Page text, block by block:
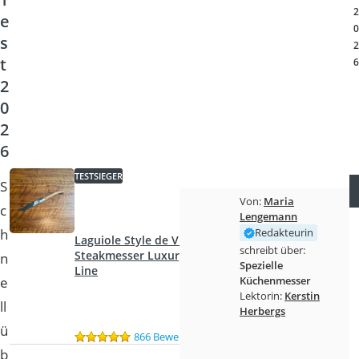
Tierhaarstaubsauger
Ecovacs-Saugroboter
Nespresso-Maschine
Messerschärfer
Service
e
s
t
2
0
2
6
2
0
2
6
S
c
h
n
e
ll
ü
b
TESTSIEGER
Laguiole Style de Vie
Steakmesser Luxury
Line
866 Bewertungen
Von: Maria
Lengemann
Redakteurin
schreibt über:
Spezielle
Küchenmesser
Lektorin: Kerstin
Herbergs